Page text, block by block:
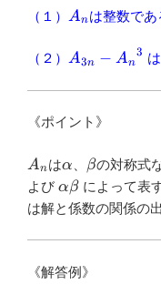
（１） A_n
Anは整数であ
（２）
A_{3n}-
A3n − An
3 は
《ポイント》
A_n
Anは\alpha
α \beta
βの対称式
よび \alpha\beta
αβ によって表
は解と係数の関係の
《解答例》